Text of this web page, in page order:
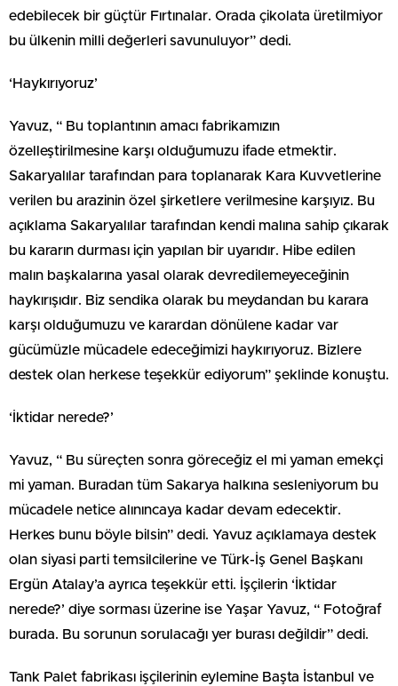
edebilecek bir güçtür Fırtınalar. Orada çikolata üretilmiyor
bu ülkenin milli değerleri savunuluyor” dedi.
‘Haykırıyoruz’
Yavuz, “ Bu toplantının amacı fabrikamızın
özelleştirilmesine karşı olduğumuzu ifade etmektir.
Sakaryalılar tarafından para toplanarak Kara Kuvvetlerine
verilen bu arazinin özel şirketlere verilmesine karşıyız. Bu
açıklama Sakaryalılar tarafından kendi malına sahip çıkarak
bu kararın durması için yapılan bir uyarıdır. Hibe edilen
malın başkalarına yasal olarak devredilemeyeceğinin
haykırışıdır. Biz sendika olarak bu meydandan bu karara
karşı olduğumuzu ve karardan dönülene kadar var
gücümüzle mücadele edeceğimizi haykırıyoruz. Bizlere
destek olan herkese teşekkür ediyorum” şeklinde konuştu.
‘İktidar nerede?’
Yavuz, “ Bu süreçten sonra göreceğiz el mi yaman emekçi
mi yaman. Buradan tüm Sakarya halkına sesleniyorum bu
mücadele netice alınıncaya kadar devam edecektir.
Herkes bunu böyle bilsin” dedi. Yavuz açıklamaya destek
olan siyasi parti temsilcilerine ve Türk-İş Genel Başkanı
Ergün Atalay’a ayrıca teşekkür etti. İşçilerin ‘İktidar
nerede?’ diye sorması üzerine ise Yaşar Yavuz, “ Fotoğraf
burada. Bu sorunun sorulacağı yer burası değildir” dedi.
Tank Palet fabrikası işçilerinin eylemine Başta İstanbul ve